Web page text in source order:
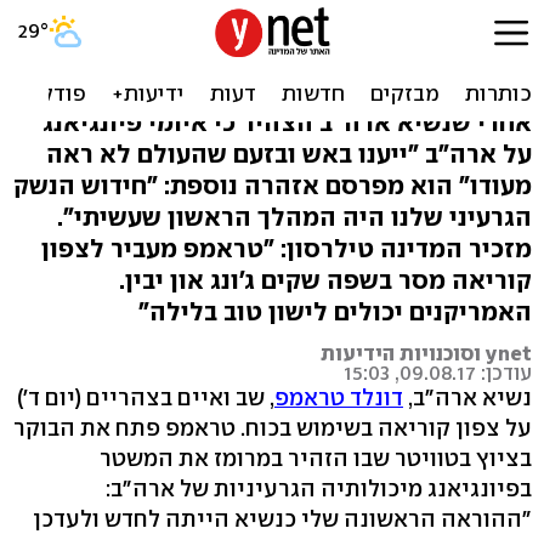
טראמפ לצפון קוריאה: הגרעין
שלנו חזק מאי פעם
אחרי שנשיא ארה"ב הצהיר כי איומי פיונגיאנג
על ארה"ב "ייענו באש ובזעם שהעולם לא ראה
מעודו" הוא מפרסם אזהרה נוספת: "חידוש הנשק
הגרעיני שלנו היה המהלך הראשון שעשיתי".
מזכיר המדינה טילרסון: "טראמפ מעביר לצפון
קוריאה מסר בשפה שקים ג'ונג און יבין.
האמריקנים יכולים לישון טוב בלילה"
ynet וסוכנויות הידיעות
עודכן: 09.08.17, 15:03
נשיא ארה"ב, דונלד טראמפ, שב ואיים בצהריים (יום ד')
על צפון קוריאה בשימוש בכוח. טראמפ פתח את הבוקר
בציוץ בטוויטר שבו הזהיר במרומז את המשטר
בפיונגיאנג מיכולותיה הגרעיניות של ארה"ב:
"ההוראה הראשונה שלי כנשיא הייתה לחדש ולעדכן